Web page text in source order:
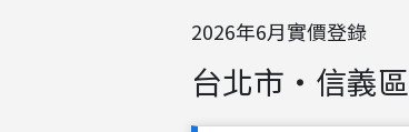
2026年6月實價登錄
台北市 ・ 信義區